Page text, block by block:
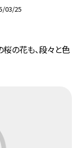
03/25
の花も、段々と色